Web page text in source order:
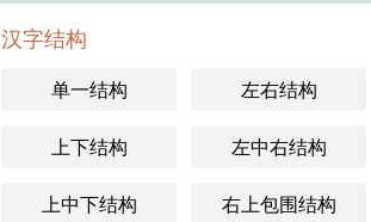
汉字结构
单一结构 左右结构
上下结构 左中右结构
上中下结构 右上包围结构